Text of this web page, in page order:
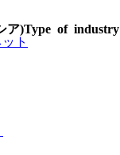
ア)Type of industry
ト